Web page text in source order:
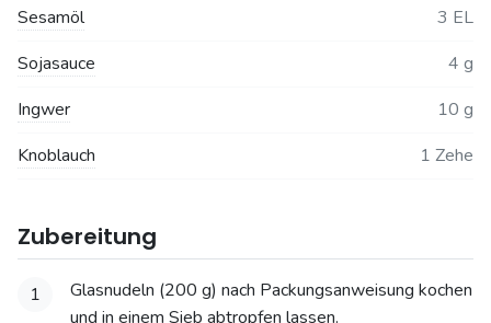
Sesamöl
3 EL
Sojasauce
4 g
Ingwer
10 g
Knoblauch
1 Zehe
Zubereitung
1
Glasnudeln (200 g) nach Packungsanweisung kochen
und in einem Sieb abtropfen lassen.